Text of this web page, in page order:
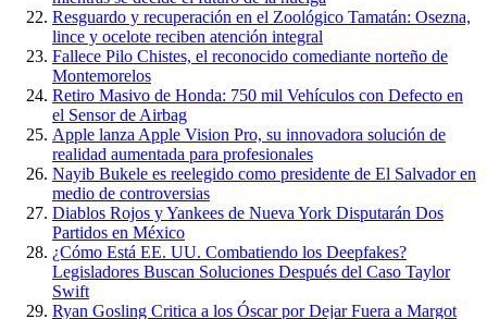
Resguardo y recuperación en el Zoológico Tamatán: Osezna,
lince y ocelote reciben atención integral
Fallece Pilo Chistes, el reconocido comediante norteño de
Montemorelos
Retiro Masivo de Honda: 750 mil Vehículos con Defecto en
el Sensor de Airbag
Apple lanza Apple Vision Pro, su innovadora solución de
realidad aumentada para profesionales
Nayib Bukele es reelegido como presidente de El Salvador en
medio de controversias
Diablos Rojos y Yankees de Nueva York Disputarán Dos
Partidos en México
¿Cómo Está EE. UU. Combatiendo los Deepfakes?
Legisladores Buscan Soluciones Después del Caso Taylor
Swift
Ryan Gosling Critica a los Óscar por Dejar Fuera a Margot